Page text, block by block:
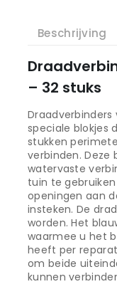
Beschrijving
– 32 stuks
Draadverbinders
speciale blokjes
stukken
verbinden. Deze
watervaste
tuin te
openingen aan
insteken. De
worden. Het
waarmee u het
heeft per
om beide
kunnen